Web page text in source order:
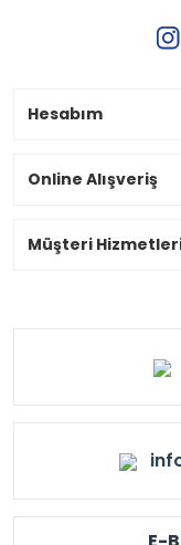
Hesabım
Online Alışveriş
Müşteri